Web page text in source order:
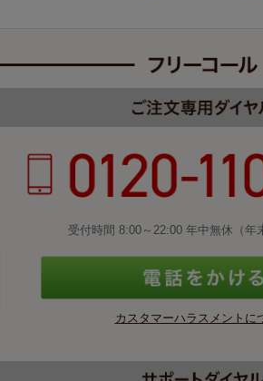
受付時間 8:00～22:00 年中無休（年
カスタマーハラスメントに